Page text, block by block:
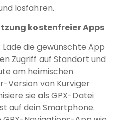
losfahren.
kostenfreier Apps
die gewünschte App
Zugriff auf Standort und
am heimischen
Version von Kurviger
sie als GPX-Datei
auf dein Smartphone.